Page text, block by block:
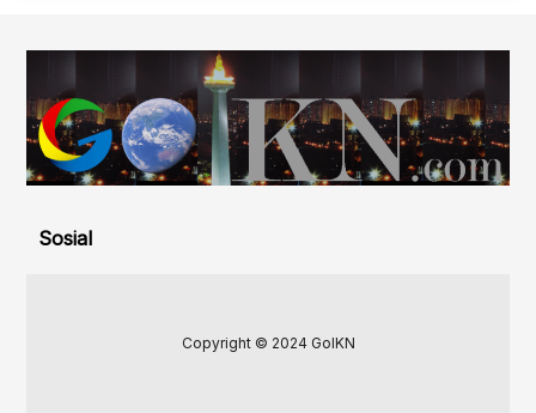
Sosial
Copyright © 2024 GoIKN